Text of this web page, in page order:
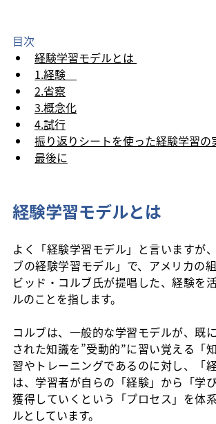
目次
経験学習モデルとは
1.経験
2.省察
3.概念化
4.試行
振り返りシートを使った経験学習の
最後に
経験学習モデルとは
よく「経験学習モデル」と言いますが
ブの経験学習モデル」で、アメリカの
ビッド・コルブ氏が提唱した、経験を
ルのことを指します。
コルブは、一般的な学習モデルが、既
された知識を”受動的”に習い覚える「
習やトレーニングであるのに対し、「
は、学習者が自らの「経験」から「学
獲得していくという「プロセス」を体
ルとしています。